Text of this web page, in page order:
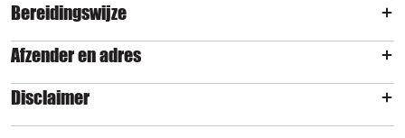
Bereidingswijze
Afzender en adres
Disclaimer